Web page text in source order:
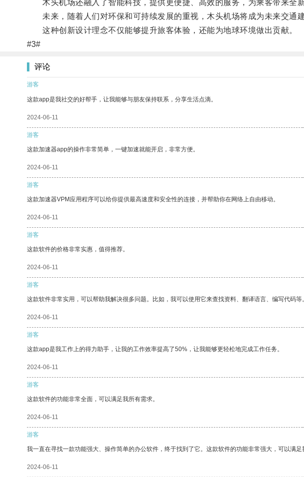
木头机场还融入了智能科技，提供更便捷、高效的服务，为乘客带来全新
未来，随着人们对环保和可持续发展的重视，木头机场将成为未来交通建
这种创新设计理念不仅能够提升旅客体验，还能为地球环境做出贡献。
#3#
评论
游客
这款app是我社交的好帮手，让我能够与朋友保持联系，分享生活点滴。
2024-06-11
游客
这款加速器app的操作非常简单，一键加速就能开启，非常方便。
2024-06-11
游客
这款加速器VPM应用程序可以给你提供最高速度和安全性的连接，并帮助你在网络上自由移动。
2024-06-11
游客
这款软件的价格非常实惠，值得推荐。
2024-06-11
游客
这款软件非常实用，可以帮助我解决很多问题。比如，我可以使用它来查找资料、翻译语言、编写代码等。
2024-06-11
游客
这款app是我工作上的得力助手，让我的工作效率提高了50%，让我能够更轻松地完成工作任务。
2024-06-11
游客
这款软件的功能非常全面，可以满足我所有需求。
2024-06-11
游客
我一直在寻找一款功能强大、操作简单的办公软件，终于找到了它。这款软件的功能非常强大，可以满
2024-06-11